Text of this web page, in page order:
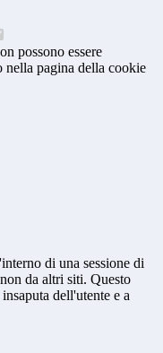
possono essere
nella pagina della cookie
di una sessione di
da altri siti. Questo
dell'utente e a